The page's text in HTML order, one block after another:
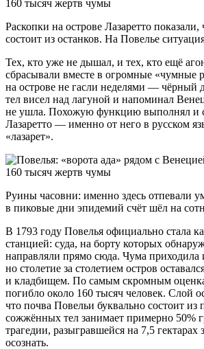
Раскопки на острове Лазаретто показали,
состоит из останков. На Повелье
Тех, кто уже не дышал, и тех, кто ещё
сбрасывали вместе в огромные «чумные
на острове не гасли неделями —
тел висел над лагуной и напоминал
не ушла. Похожую функцию выполнял и
Лазаретто — именно от него в русском
«лазарет».
Руины часовни: именно здесь отпевали
в пиковые дни эпидемий счёт шёл на
В 1793 году Повелья официально стала
станцией: суда, на борту которых
направляли прямо сюда. Чума приходила
но столетие за столетием остров
и кладбищем. По самым скромным
погибло около 160 тысяч человек. Слой
что почва Повельи буквально состоит
сожжённых тел занимает примерно 50%
трагедии, разыгравшейся на 7,5 гектарах
осознать.